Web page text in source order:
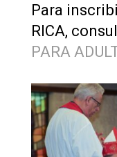
Para
RICA,
PARA